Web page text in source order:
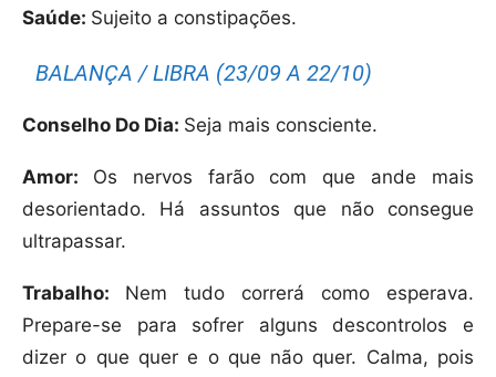
Saúde: Sujeito a constipações.
BALANÇA / LIBRA (23/09 A 22/10)
Conselho Do Dia: Seja mais consciente.
Amor: Os nervos farão com que ande mais
desorientado. Há assuntos que não consegue
ultrapassar.
Trabalho: Nem tudo correrá como esperava.
Prepare-se para sofrer alguns descontrolos e
dizer o que quer e o que não quer. Calma, pois